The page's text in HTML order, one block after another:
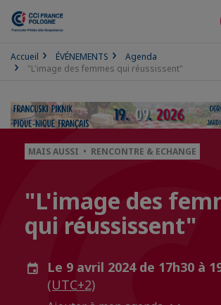
Accueil ÉVÉNEMENTS
Agenda
"L'image des femmes qui réussissent"
MAIS AUSSI • RENCONTRE & ECHANGE
"L'image des
qui réussissent"
Le 9 avril 2024 de 17h30 à
(UTC+2)